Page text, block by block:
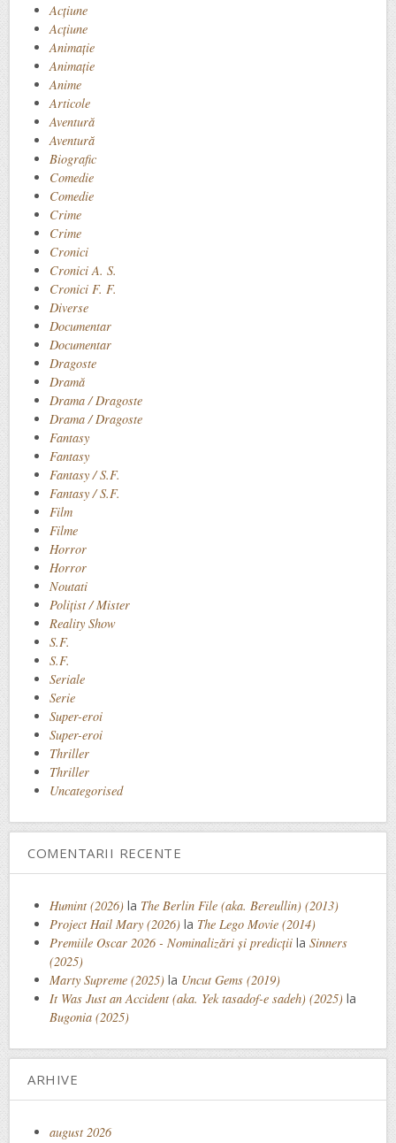
Acţiune
Acțiune
Animaţie
Animație
Anime
Articole
Aventură
Aventură
Biografic
Comedie
Comedie
Crime
Crime
Cronici
Cronici A. S.
Cronici F. F.
Diverse
Documentar
Documentar
Dragoste
Dramă
Drama / Dragoste
Drama / Dragoste
Fantasy
Fantasy
Fantasy / S.F.
Fantasy / S.F.
Film
Filme
Horror
Horror
Noutati
Polițist / Mister
Reality Show
S.F.
S.F.
Seriale
Serie
Super-eroi
Super-eroi
Thriller
Thriller
Uncategorised
COMENTARII RECENTE
Humint (2026) la The Berlin File (aka. Bereullin) (2013)
Project Hail Mary (2026) la The Lego Movie (2014)
Premiile Oscar 2026 - Nominalizări și predicții la Sinners
(2025)
Marty Supreme (2025) la Uncut Gems (2019)
It Was Just an Accident (aka. Yek tasadof-e sadeh) (2025) la
Bugonia (2025)
ARHIVE
august 2026